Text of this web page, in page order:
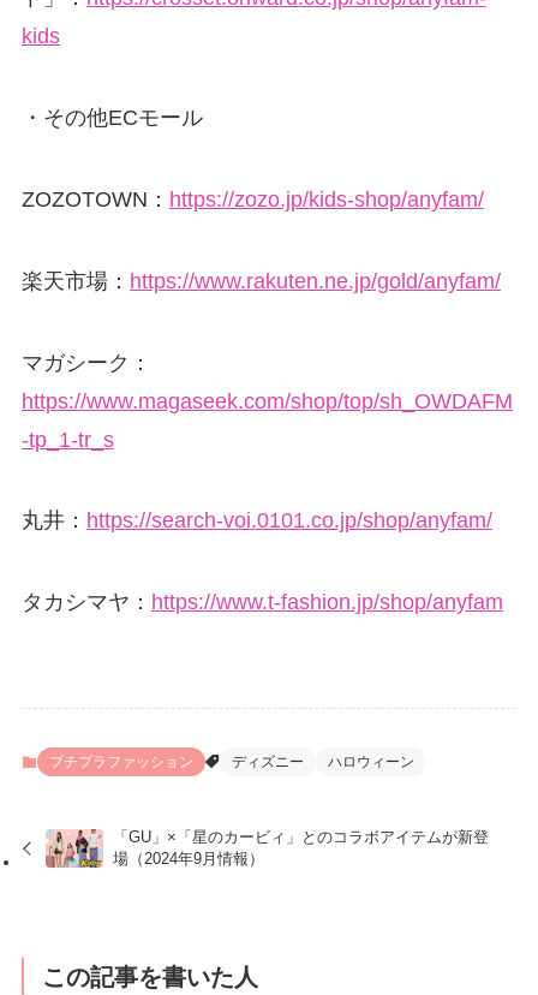
kids
・その他ECモール
ZOZOTOWN： https://zozo.jp/kids-shop/anyfam/
楽天市場： https://www.rakuten.ne.jp/gold/anyfam/
マガシーク：
https://www.magaseek.com/shop/top/sh_OWDAFM
-tp_1-tr_s
丸井： https://search-voi.0101.co.jp/shop/anyfam/
タカシマヤ： https://www.t-fashion.jp/shop/anyfam
プチプラファッション ディズニー ハロウィーン
「GU」×「星のカービィ」とのコラボアイテムが新登
場（2024年9月情報）
この記事を書いた人